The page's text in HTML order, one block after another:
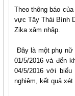
Theo thông báo
vực Tây Thái Bình
Zika xâm nhập.
Đây là một phụ nữ
01/5/2016 và đến
04/5/2016 với
nghiệm, kết quả